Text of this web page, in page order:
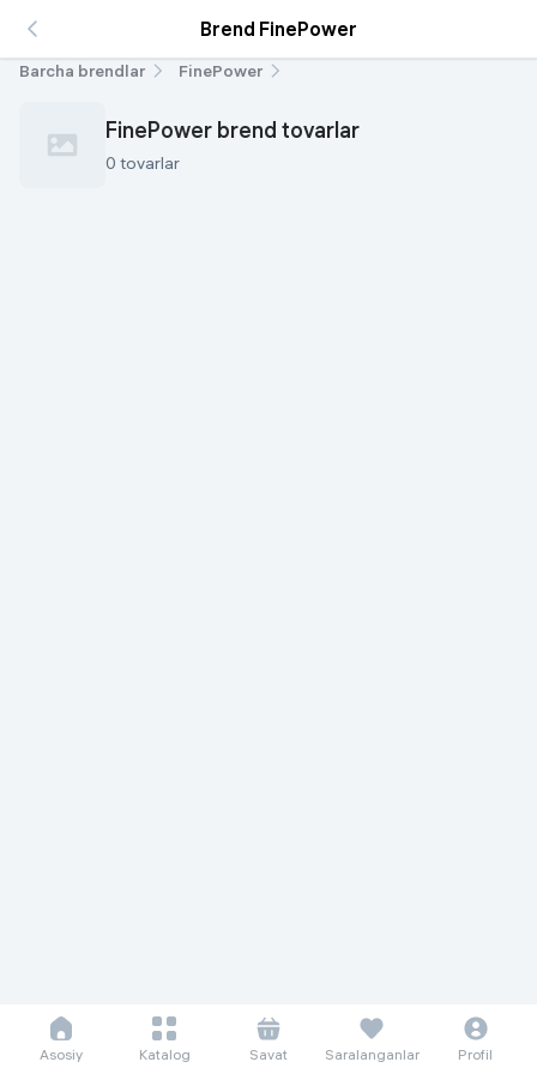
Brend FinePower
Barcha brendlar FinePower
FinePower brend tovarlar
0 tovarlar
Asosiy Katalog Savat Saralanganlar Profil